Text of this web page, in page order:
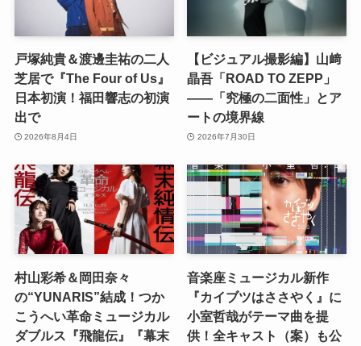
戸塚純貴＆渡邊圭祐の二人
芝居で『The Four of Us』
日本初演！福田響志の初演
出で
2026年8月4日
【ビジュアル撮影編】山﨑
晶吾「ROAD TO ZEPP」
――「究極の二面性」とア
ートの境界線
2026年7月30日
村山彩希＆岡田奈々
の“YUNARIS”結成！つか
こうへい革命ミュージカル
ダブルス『飛龍伝』『幕末
音楽座ミュージカル新作
『カイブツはささやく』に
小室哲哉がテーマ曲を提
供！全キャスト（案）も公